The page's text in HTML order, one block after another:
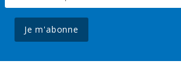
Je m'abonne